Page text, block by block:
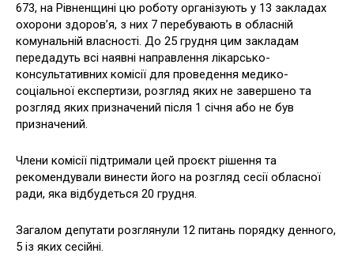
673, на Рівненщині цю роботу організують у 13 закладах
охорони здоров’я, з них 7 перебувають в обласній
комунальній власності. До 25 грудня цим закладам
передадуть всі наявні направлення лікарсько-
консультативних комісії для проведення медико-
соціальної експертизи, розгляд яких не завершено та
розгляд яких призначений після 1 січня або не був
призначений.
Члени комісії підтримали цей проєкт рішення та
рекомендували винести його на розгляд сесії обласної
ради, яка відбудеться 20 грудня.
Загалом депутати розглянули 12 питань порядку денного,
5 із яких сесійні.